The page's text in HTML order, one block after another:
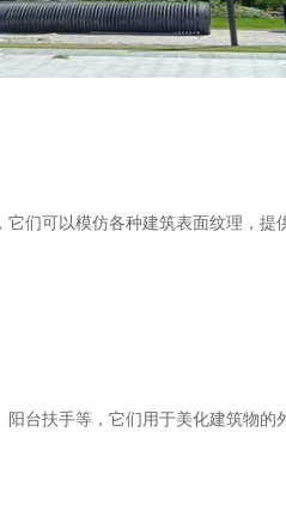
们可以模仿各种建筑表面纹理，提
台扶手等，它们用于美化建筑物的